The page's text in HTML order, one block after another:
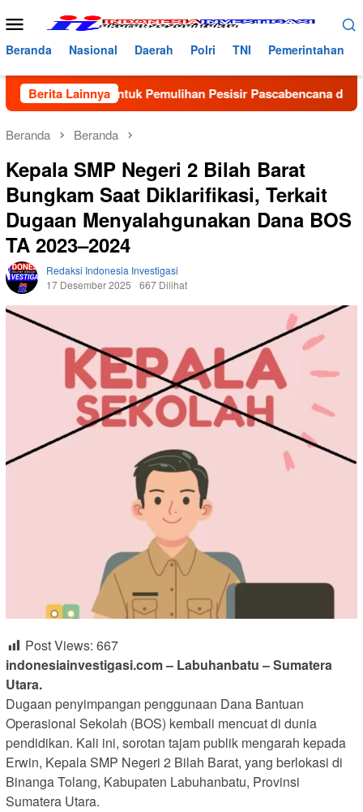
ke
konten
Menu
Mobile
Beranda Nasional Daerah Polri TNI Pemerintahan
Berita Lainnya
untuk Pemulihan Pesisir Pascabencana di Aceh Utara
Beranda Beranda
Kepala SMP Negeri 2 Bilah Barat
Bungkam Saat Diklarifikasi, Terkait
Dugaan Menyalahgunakan Dana BOS
TA 2023–2024
Redaksi Indonesia Investigasi
17 Desember 2025
667 Dilihat
Post Views: 667
indonesiainvestigasi.com – Labuhanbatu – Sumatera
Utara.
Dugaan penyimpangan penggunaan Dana Bantuan
Operasional Sekolah (BOS) kembali mencuat di dunia
pendidikan. Kali ini, sorotan tajam publik mengarah kepada
Erwin, Kepala SMP Negeri 2 Bilah Barat, yang berlokasi di
Binanga Tolang, Kabupaten Labuhanbatu, Provinsi
Sumatera Utara.